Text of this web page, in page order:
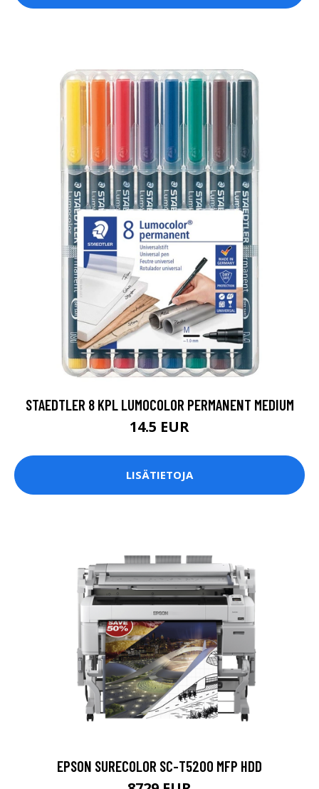
STAEDTLER 8 KPL LUMOCOLOR PERMANENT MEDIUM
14.5 EUR
LISÄTIETOJA
EPSON SURECOLOR SC-T5200 MFP HDD